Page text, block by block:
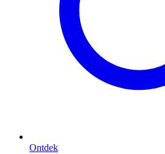
Ontdek